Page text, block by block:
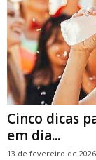
Cinco dicas
em dia...
13 de fevereiro de 2026